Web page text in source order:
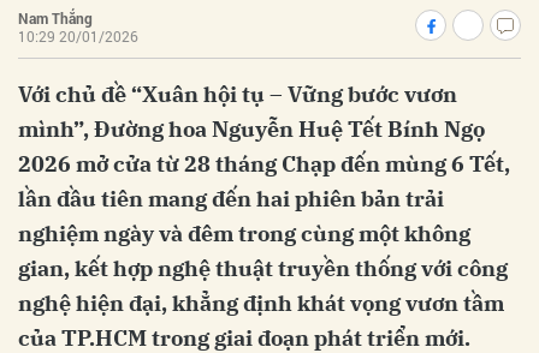
Nam Thắng
10:29 20/01/2026
Với chủ đề “Xuân hội tụ – Vững bước vươn
mình”, Đường hoa Nguyễn Huệ Tết Bính Ngọ
2026 mở cửa từ 28 tháng Chạp đến mùng 6 Tết,
lần đầu tiên mang đến hai phiên bản trải
nghiệm ngày và đêm trong cùng một không
gian, kết hợp nghệ thuật truyền thống với công
nghệ hiện đại, khẳng định khát vọng vươn tầm
của TP.HCM trong giai đoạn phát triển mới.